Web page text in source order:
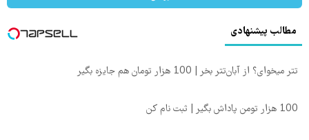
مطالب پیشنهادی
تتر میخوای؟ از آبان‌تتر بخر | 100 هزار تومان هم جایزه بگیر
100 هزار تومن پاداش بگیر | ثبت نام کن